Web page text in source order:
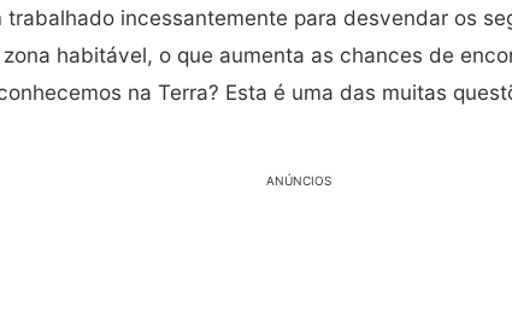
trabalhado incessantemente para desvendar os
habitável, o que aumenta as chances de
na Terra? Esta é uma das muitas
ANÚNCIOS